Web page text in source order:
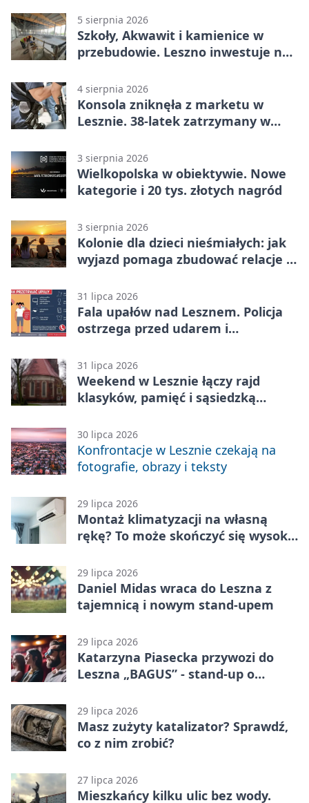
5 sierpnia 2026
Szkoły, Akwawit i kamienice w
przebudowie. Leszno inwestuje na
4 sierpnia 2026
Konsola zniknęła z marketu w
Lesznie. 38-latek zatrzymany w
3 sierpnia 2026
Wielkopolska w obiektywie. Nowe
kategorie i 20 tys. złotych nagród
3 sierpnia 2026
Kolonie dla dzieci nieśmiałych: jak
wyjazd pomaga zbudować relacje z
31 lipca 2026
Fala upałów nad Lesznem. Policja
ostrzega przed udarem i
31 lipca 2026
Weekend w Lesznie łączy rajd
klasyków, pamięć i sąsiedzką
30 lipca 2026
Konfrontacje w Lesznie czekają na
fotografie, obrazy i teksty
29 lipca 2026
Montaż klimatyzacji na własną
rękę? To może skończyć się wysoką
29 lipca 2026
Daniel Midas wraca do Leszna z
tajemnicą i nowym stand-upem
29 lipca 2026
Katarzyna Piasecka przywozi do
Leszna „BAGUS” - stand-up o
29 lipca 2026
Masz zużyty katalizator? Sprawdź,
co z nim zrobić?
27 lipca 2026
Mieszkańcy kilku ulic bez wody.